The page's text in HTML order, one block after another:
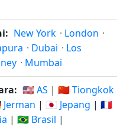
New York · London ·
· Dubai · Los
· Mumbai
🇺🇸 AS | 🇨🇳 Tiongkok
Jerman | 🇯🇵 Jepang | 🇫🇷
| 🇧🇷 Brasil |